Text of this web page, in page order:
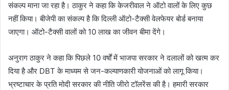
संकल्प माना जा रहा है। ठाकुर ने कहा कि केजरीवाल ने ऑटो वालों के लिए कुछ
नहीं किया। बीजेपी का संकल्प है कि दिल्ली ऑटो-टैक्सी वेलफेयर बोर्ड बनाया
जाएगा। ऑटो-टैक्सी वालों को 10 लाख का जीवन बीमा देंगे।
अनुराग ठाकुर ने कहा कि पिछले 10 वर्षों में भाजपा सरकार ने दलालों को खत्म कर
दिया है और DBT के माध्यम से जन-कल्याणकारी योजनाओं को लागू किया।
भ्रष्टाचार के प्रति मोदी सरकार की नीति जीरो टॉलरेंस की है। हमारी सरकार